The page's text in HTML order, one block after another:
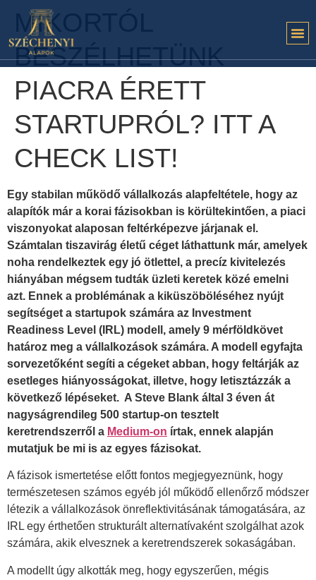
MIKORTÓL
BESZÉLHETÜNK
PIACRA ÉRETT
STARTUPRÓL? ITT A
CHECK LIST!
Egy stabilan működő vállalkozás alapfeltétele, hogy az
alapítók már a korai fázisokban is körültekintően, a piaci
viszonyokat alaposan feltérképezve járjanak el.
Számtalan tiszavirág életű céget láthattunk már, amelyek
noha rendelkeztek egy jó ötlettel, a precíz kivitelezés
hiányában mégsem tudták üzleti keretek közé emelni
azt. Ennek a problémának a kiküszöböléséhez nyújt
segítséget a startupok számára az Investment
Readiness Level (IRL) modell, amely 9 mérföldkövet
határoz meg a vállalkozások számára. A modell egyfajta
sorvezetőként segíti a cégeket abban, hogy feltárják az
esetleges hiányosságokat, illetve, hogy letisztázzák a
következő lépéseket. A Steve Blank által 3 éven át
nagyságrendileg 500 startup-on tesztelt
keretrendszerről a Medium-on írtak, ennek alapján
mutatjuk be mi is az egyes fázisokat.
A fázisok ismertetése előtt fontos megjegyeznünk, hogy
természetesen számos egyéb jól működő ellenőrző módszer
létezik a vállalkozások önreflektivitásának támogatására, az
IRL egy érthetően strukturált alternatívaként szolgálhat azok
számára, akik elvesznek a keretrendszerek sokaságában.
A modellt úgy alkották meg, hogy egyszerűen, mégis